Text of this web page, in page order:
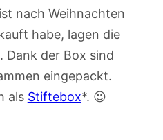
nach Weihnachten
habe, lagen die
Dank der Box sind
eingepackt.
als Stiftebox*. 😉